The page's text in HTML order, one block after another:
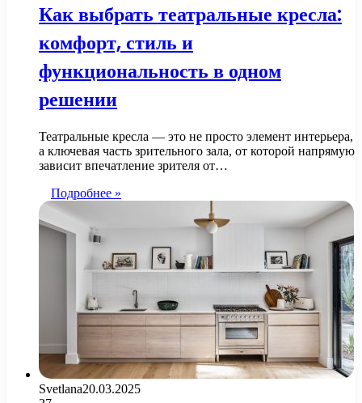
Как выбрать театральные кресла:
комфорт, стиль и
функциональность в одном
решении
Театральные кресла — это не просто элемент интерьера,
а ключевая часть зрительного зала, от которой напрямую
зависит впечатление зрителя от…
Подробнее »
Svetlana20.03.2025